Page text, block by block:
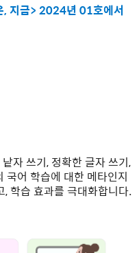
, 지금> 2024년 01호에서
자 쓰기, 정확한 글자 쓰기,
어 학습에 대한 메타인지
학습 효과를 극대화합니다.